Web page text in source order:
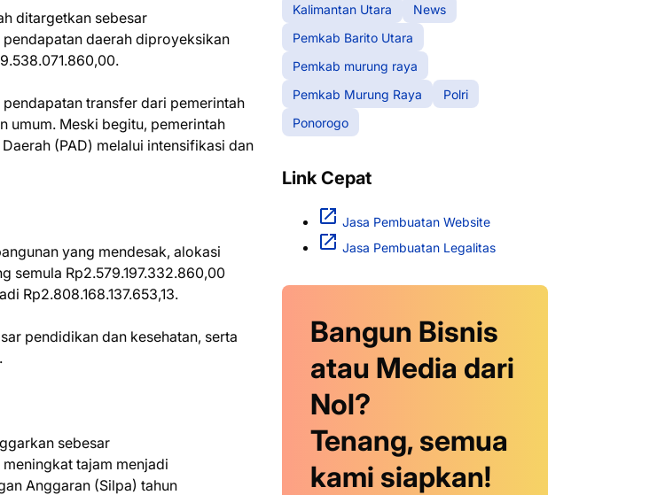
ditargetkan sebesar
pendapatan daerah diproyeksikan
transfer dari pemerintah
umum. Meski begitu, pemerintah
(PAD) melalui intensifikasi dan
yang mendesak, alokasi
semula Rp2.579.197.332.860,00
Rp2.808.168.137.653,13.
pendidikan dan kesehatan, serta
sebesar
tajam menjadi
Anggaran (Silpa) tahun
Kalimantan Utara
News
Pemkab Barito Utara
Pemkab murung raya
Pemkab Murung Raya
Polri
Ponorogo
Link Cepat
Jasa Pembuatan Website
Jasa Pembuatan Legalitas
Bangun Bisnis
atau Media dari
Nol?
Tenang, semua
kami siapkan!